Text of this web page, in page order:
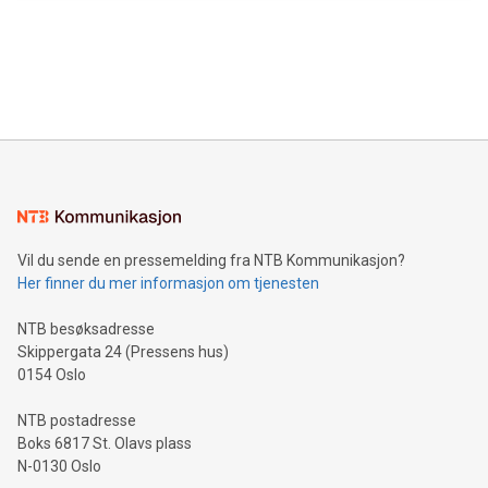
mining.Energy Market Dynamics: Explore how Bitcoin mining
mining.Sound Money: Discover how tamper-proof currency
neutral payment systems support humanitarian
projects.Carbon Footprint: Compare Bitcoin's environmental
event and dive into the critical topics of Bitcoin
Vil du sende en pressemelding fra NTB Kommunikasjon?
Her finner du mer informasjon om tjenesten
NTB besøksadresse
Skippergata 24 (Pressens hus)
0154 Oslo
NTB postadresse
Boks 6817 St. Olavs plass
N-0130 Oslo